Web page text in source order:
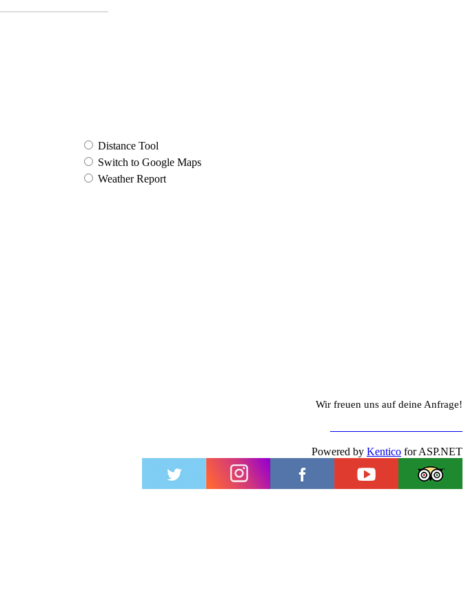
Distance Tool
Switch to Google Maps
Weather Report
Wir freuen uns auf deine Anfrage!
Powered by Kentico for ASP.NET